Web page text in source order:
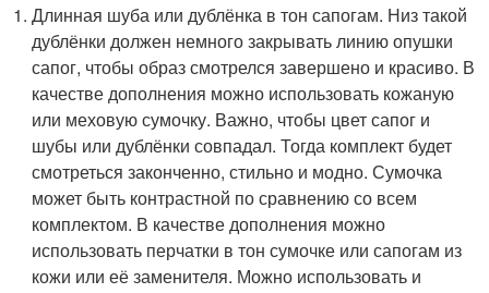
Длинная шуба или дублёнка в тон сапогам. Низ такой
дублёнки должен немного закрывать линию опушки
сапог, чтобы образ смотрелся завершено и красиво. В
качестве дополнения можно использовать кожаную
или меховую сумочку. Важно, чтобы цвет сапог и
шубы или дублёнки совпадал. Тогда комплект будет
смотреться законченно, стильно и модно. Сумочка
может быть контрастной по сравнению со всем
комплектом. В качестве дополнения можно
использовать перчатки в тон сумочке или сапогам из
кожи или её заменителя. Можно использовать и